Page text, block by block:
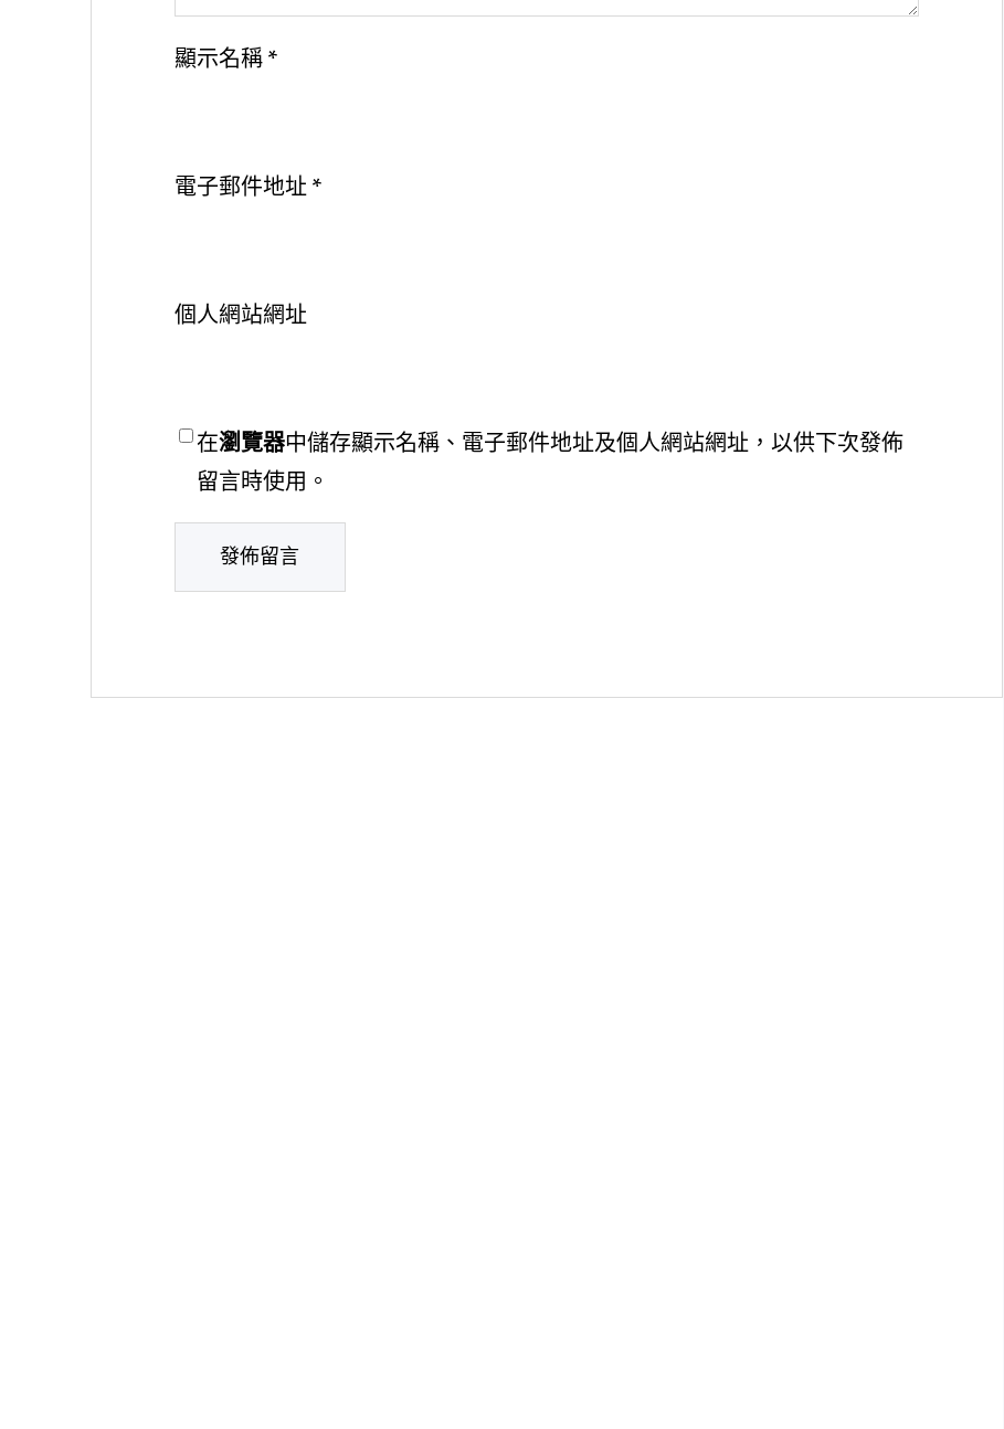
顯示名稱 *
電子郵件地址 *
個人網站網址
在瀏覽器中儲存顯示名稱、電子郵件地址及個人網站網址，以供下次發佈
留言時使用。